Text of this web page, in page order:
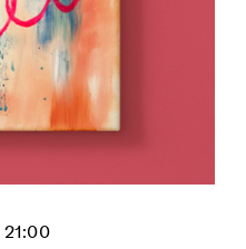
21:00